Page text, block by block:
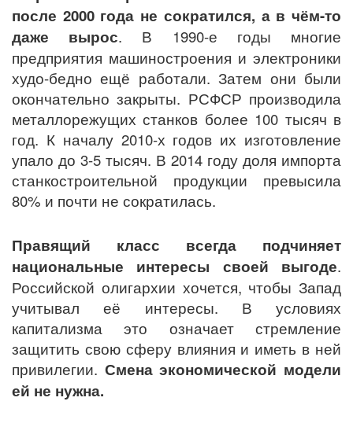
после 2000 года не сократился, а в чём-то
даже вырос. В 1990-е годы многие
предприятия машиностроения и электроники
худо-бедно ещё работали. Затем они были
окончательно закрыты. РСФСР производила
металлорежущих станков более 100 тысяч в
год. К началу 2010-х годов их изготовление
упало до 3-5 тысяч. В 2014 году доля импорта
станкостроительной продукции превысила
80% и почти не сократилась.
Правящий класс всегда подчиняет
национальные интересы своей выгоде.
Российской олигархии хочется, чтобы Запад
учитывал её интересы. В условиях
капитализма это означает стремление
защитить свою сферу влияния и иметь в ней
привилегии. Смена экономической модели
ей не нужна.